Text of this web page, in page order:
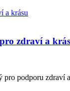
zdraví a
podporu zdraví